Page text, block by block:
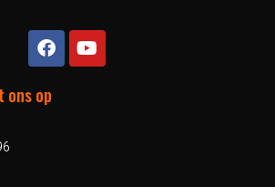
ons op